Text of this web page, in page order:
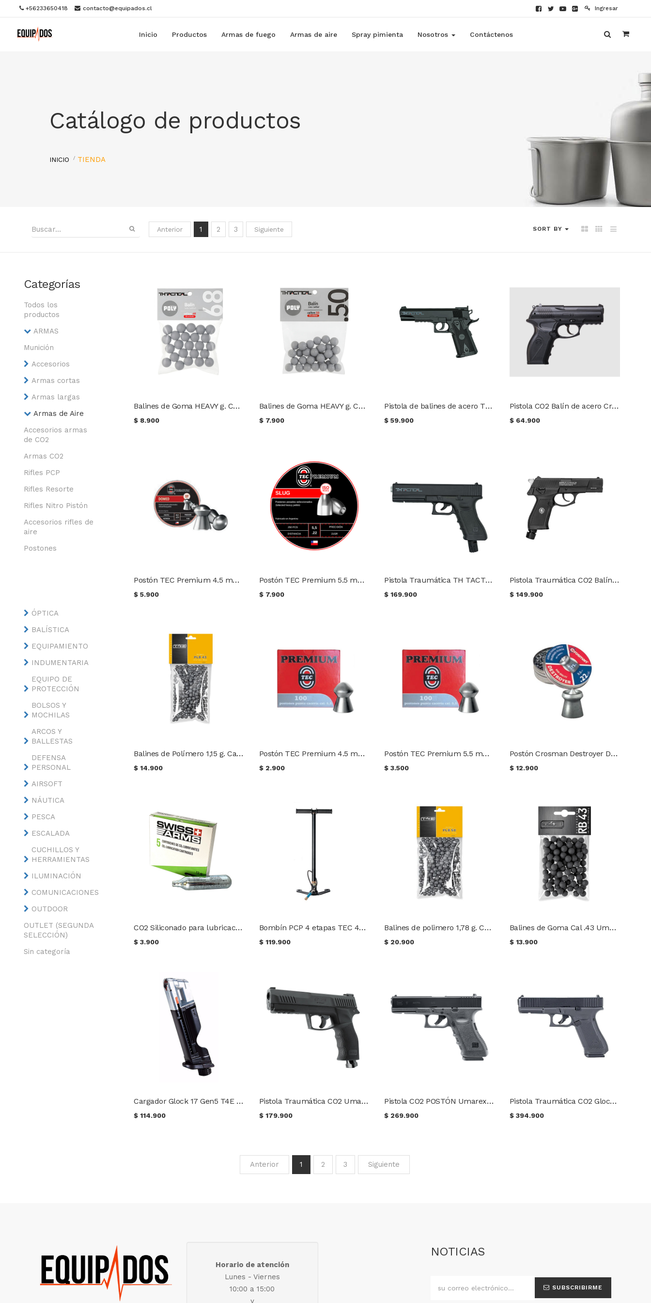
+56233650418 contacto@equipados.cl Ingresar
Inicio Productos Armas de fuego Armas de aire Spray pimienta Nosotros Contáctenos
Catálogo de productos
INICIO TIENDA
Anterior 1 2 3 Siguiente SORT BY
Categorías
Todos los
productos
ARMAS
Munición
Accesorios
Armas cortas
Armas largas
Armas de Aire
Accesorios armas
de CO2
Armas CO2
Rifles PCP
Rifles Resorte
Rifles Nitro Pistón
Accesorios rifles de
aire
Postones
ÓPTICA
BALÍSTICA
EQUIPAMIENTO
INDUMENTARIA
EQUIPO DE
PROTECCIÓN
BOLSOS Y
MOCHILAS
ARCOS Y
BALLESTAS
DEFENSA
PERSONAL
AIRSOFT
NÁUTICA
PESCA
ESCALADA
CUCHILLOS Y
HERRAMIENTAS
ILUMINACIÓN
COMUNICACIONES
OUTDOOR
OUTLET (SEGUNDA
SELECCIÓN)
Sin categoría
Balines de Goma HEAVY g. Cal .68 TH Tactical 25 unidades
$ 8.900
Balines de Goma HEAVY g. Cal .50 TH Tactical 25 unidades
$ 7.900
Pistola de balines de acero TH TACTICAL 1911 Joules Cal. 4.5
$59.900
Pistola CO2 Balín de acero Crosman Phantom C11
$ 64.900
Postón TEC Premium 4.5 mm 9 gr. Lata (250 uds.)
$5.900
Postón TEC Premium 5.5 mm 18,13 gr. Lata (250 uds.)
$ 7.900
Pistola Traumática TH TACTICAL 17 Joules Cal. 50
$169.900
Pistola Traumática CO2 Balín de goma Cal .50 Lancer Scorpion
$ 149.900
Balines de Polímero 1,15 g. Cal .43 Umarex 100 unidades
$14.900
Postón TEC Premium 4.5 mm PC 10 gr. (100 uds.)
$ 2.900
Postón TEC Premium 5.5 mm PC 18 gr. (100 uds.)
$3.500
Postón Crosman Destroyer DES22 5.5 mm 14,3 gr. (175 uds.)
$ 12.900
CO2 Siliconado para lubricación Swiss Arms 12 g. (1 ud.)
$3.900
Bombín PCP 4 etapas TEC 4500 psi / 300 bar
$ 119.900
Balines de polimero 1,78 g. Cal .50 Umarex 100 unidades
$ 20.900
Balines de Goma Cal .43 Umarex 100 unidades
$ 13.900
Cargador Glock 17 Gen5 T4E .43 CO2
$114.900
Pistola Traumática CO2 Umarex T4E TP 50 Gen2
$ 179.900
Pistola CO2 POSTÓN Umarex Glock 17 Cal 4.5 mm. Blowback
$ 269.900
Pistola Traumática CO2 Glock 17 Gen5 Cal .43
$ 394.900
Anterior 1 2 3 Siguiente
Horario de atención
Lunes - Viernes
10:00 a 15:00
y
NOTICIAS
SUBSCRIBIRME